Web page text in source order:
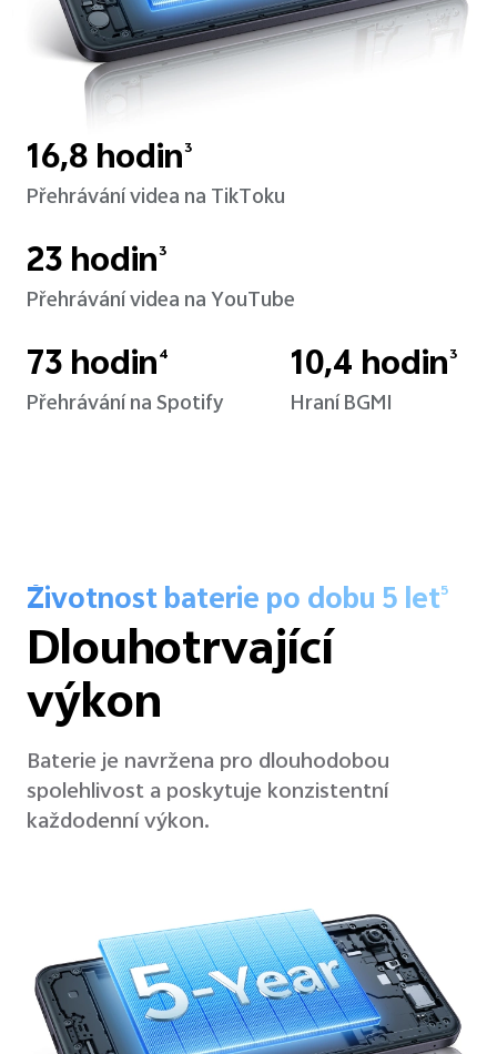
16,8 hodin3
Přehrávání videa na TikToku
23 hodin3
Přehrávání videa na YouTube
73 hodin4
Přehrávání na Spotify
10,4 hodin3
Hraní BGMI
Životnost baterie po dobu 5 let5
Dlouhotrvající
výkon
Baterie je navržena pro dlouhodobou
spolehlivost a poskytuje konzistentní
každodenní výkon.